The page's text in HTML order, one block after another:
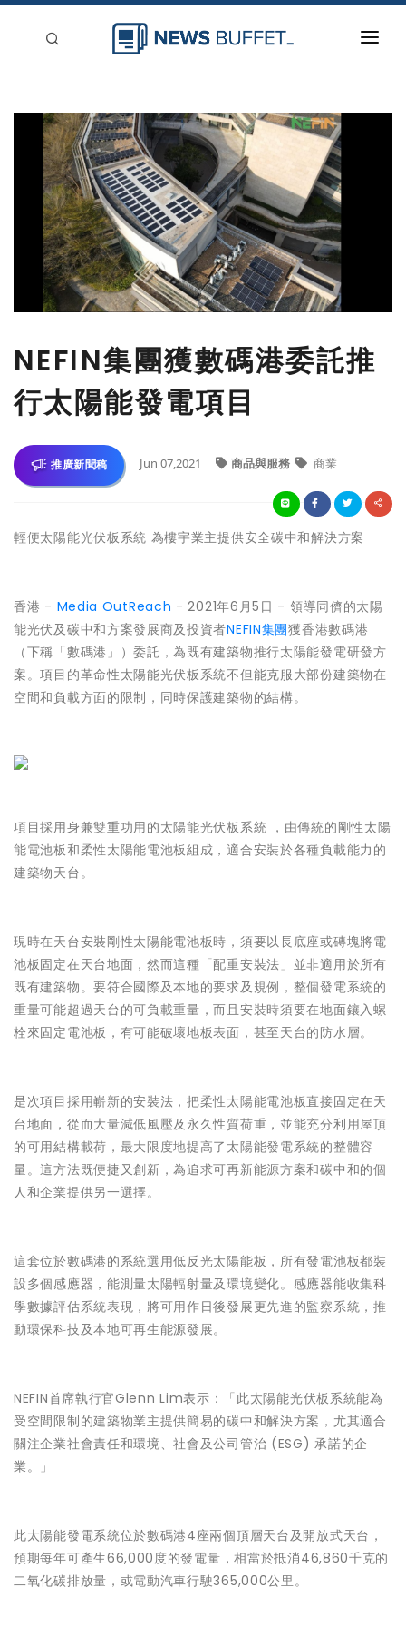
新聞稿分類
登入
刊登
NEFIN集團獲數碼港委託推
行太陽能發電項目
推廣新聞稿 Jun 07,2021 商品與服務 商業
輕便太陽能光伏板系統 為樓宇業主提供安全碳中和解決方案
香港 - Media OutReach - 2021年6月5日 - 領導同儕的太陽
能光伏及碳中和方案發展商及投資者NEFIN集團獲香港數碼港
（下稱「數碼港」）委託，為既有建築物推行太陽能發電研發方
案。項目的革命性太陽能光伏板系統不但能克服大部份建築物在
空間和負載方面的限制，同時保護建築物的結構。
項目採用身兼雙重功用的太陽能光伏板系統 ，由傳統的剛性太陽
能電池板和柔性太陽能電池板組成，適合安裝於各種負載能力的
建築物天台。
現時在天台安裝剛性太陽能電池板時，須要以長底座或磚塊將電
池板固定在天台地面，然而這種「配重安裝法」並非適用於所有
既有建築物。要符合國際及本地的要求及規例，整個發電系統的
重量可能超過天台的可負載重量，而且安裝時須要在地面鑲入螺
栓來固定電池板，有可能破壞地板表面，甚至天台的防水層。
是次項目採用嶄新的安裝法，把柔性太陽能電池板直接固定在天
台地面，從而大量減低風壓及永久性質荷重，並能充分利用屋頂
的可用結構載荷，最大限度地提高了太陽能發電系統的整體容
量。這方法既便捷又創新，為追求可再新能源方案和碳中和的個
人和企業提供另一選擇。
這套位於數碼港的系統選用低反光太陽能板，所有發電池板都裝
設多個感應器，能測量太陽輻射量及環境變化。感應器能收集科
學數據評估系統表現，將可用作日後發展更先進的監察系統，推
動環保科技及本地可再生能​源發展。
NEFIN首席執行官Glenn Lim表示：「此太陽能光伏板系統能為
受空間限制的建築物業主提供簡易的碳中和解決方案，尤其適合
關注企業社會責任和環境、社會及公司管治 (ESG) 承諾的企
業。」
此太陽能發電系統位於數碼港4座兩個頂層天台及開放式天台，
預期每年可產生66,000度的發電量，相當於抵消46,860千克的
二氧化碳排放量，或電動汽車行駛365,000公里。